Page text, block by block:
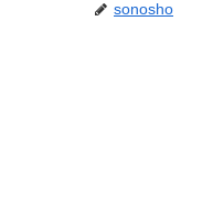
sonosho